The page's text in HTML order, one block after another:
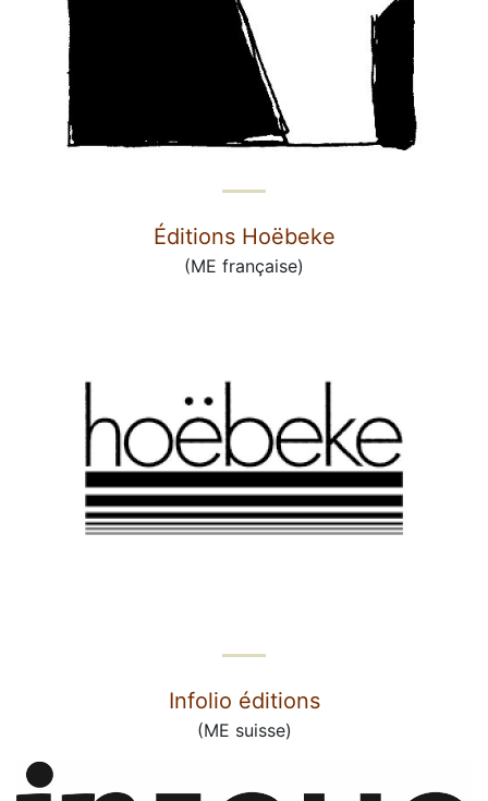
Éditions Hoëbeke
(ME française)
Infolio éditions
(ME suisse)